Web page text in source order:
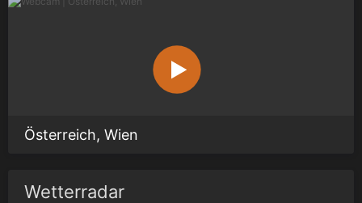
Österreich, Wien
Wetterradar